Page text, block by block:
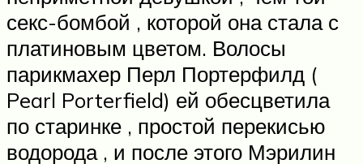
секс-бомбой , которой она стала с
платиновым цветом. Волосы
парикмахер Перл Портерфилд (
Pearl Porterfield) ей обесцветила
по старинке , простой перекисью
водорода , и после этого Мэрилин